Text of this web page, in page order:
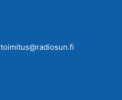
toimitus@radiosun.fi